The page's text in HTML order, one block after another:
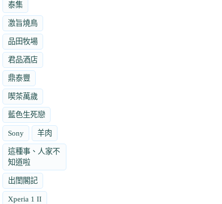
泰集
激旨燒鳥
品田牧場
君品酒店
鼎泰豐
喫茶萬歲
藍色生死戀
Sony 羊肉
這種事、人家不
知道啦
出閨閣記
Xperia 1 II